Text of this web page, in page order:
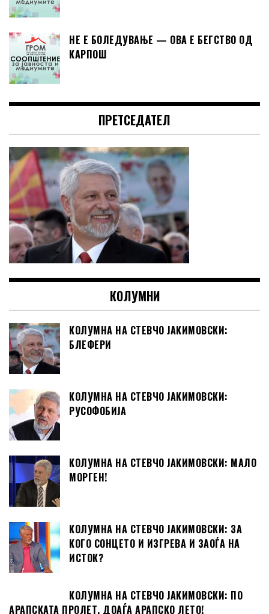
НЕ Е БОЛЕДУВАЊЕ — ОВА Е БЕГСТВО ОД
КАРПОШ
ПРЕТСЕДАТЕЛ
КОЛУМНИ
КОЛУМНА НА СТЕВЧО ЈАКИМОВСКИ:
БЛЕФЕРИ
КОЛУМНА НА СТЕВЧО ЈАКИМОВСКИ:
РУСОФОБИЈА
КОЛУМНА НА СТЕВЧО ЈАКИМОВСКИ: МАЛО
МОРГЕН!
КОЛУМНА НА СТЕВЧО ЈАКИМОВСКИ: ЗА
КОГО СОНЦЕТО И ИЗГРЕВА И ЗАОЃА НА
ИСТОК?
КОЛУМНА НА СТЕВЧО ЈАКИМОВСКИ: ПО
АРАПСКАТА ПРОЛЕТ, ДОАЃА АРАПСКО ЛЕТО!